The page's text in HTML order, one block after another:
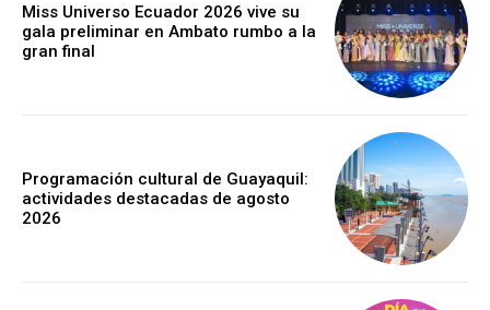
Miss Universo Ecuador 2026 vive su
gala preliminar en Ambato rumbo a la
gran final
Programación cultural de Guayaquil:
actividades destacadas de agosto
2026